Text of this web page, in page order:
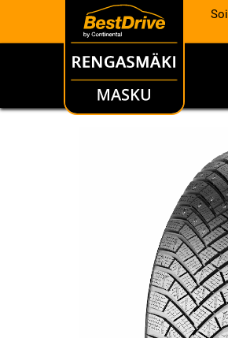
RENKAAT